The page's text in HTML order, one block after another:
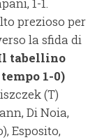
prezioso per
la sfida di
tabellino
1-0)
(T)
Di Noia,
Esposito,